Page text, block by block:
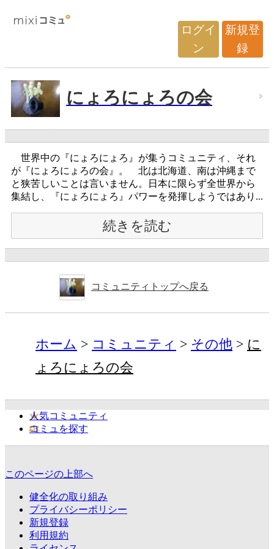
ログイ
ン
新規登
録
にょろにょろの会
世界中の『にょろにょろ』が集うコミュニティ、それ
が『にょろにょろの会』。 北は北海道、南は沖縄まで
と狭苦しいことは言いません。日本に限らず全世界から
集結し、『にょろにょろ』パワーを発揮しようではあり...
続きを読む
コミュニティトップへ戻る
ホーム コミュニティ その他
に
ょろにょろの会
人気コミュニティ
コミュを探す
このページの上部へ
健全化の取り組み
プライバシーポリシー
新規登録
利用規約